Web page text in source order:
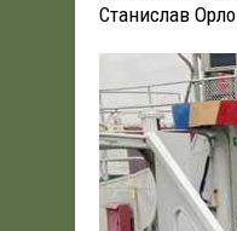
Станислав